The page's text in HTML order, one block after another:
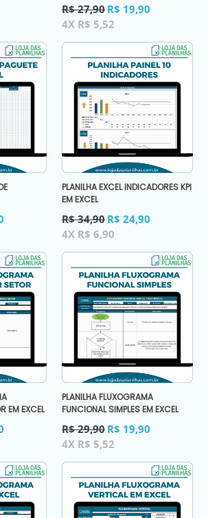
Preço
normal
R$ 27,90 R$ 19,90
4X R$ 5,52
PLANILHA EXCEL INDICADORES KPI
EM EXCEL
Preço
normal
R$ 34,90 R$ 24,90
4X R$ 6,90
EM EXCEL
PLANILHA FLUXOGRAMA
FUNCIONAL SIMPLES EM EXCEL
Preço
normal
R$ 29,90 R$ 19,90
4X R$ 5,52